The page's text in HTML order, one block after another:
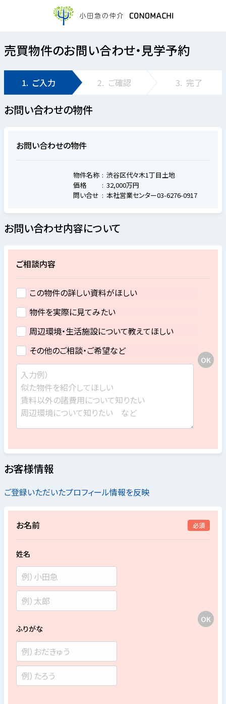
売買物件のお問い合わせ・見学予約
1. ご入力 2. ご確認 3. 完了
お問い合わせの物件
お問い合わせの物件
物件名称
渋谷区代々木1丁目土地
価格
32,000万円
問い合せ
本社営業センター03-6276-0917
お問い合わせ内容について
ご相談内容
この物件の詳しい資料がほしい
物件を実際に見てみたい
周辺環境・生活施設について教えてほしい
その他のご相談・ご希望など
お客様情報
ご登録いただいたプロフィール情報を反映
お名前 必須
姓名
ふりがな